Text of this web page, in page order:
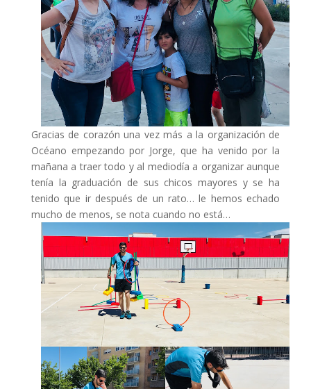
Gracias de corazón una vez más a la organización de
Océano empezando por Jorge, que ha venido por la
mañana a traer todo y al mediodía a organizar aunque
tenía la graduación de sus chicos mayores y se ha
tenido que ir después de un rato… le hemos echado
mucho de menos, se nota cuando no está…